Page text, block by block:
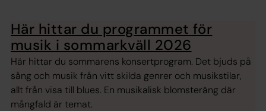
Här hittar du programmet för
musik i sommarkväll 2026
Här hittar du sommarens konsertprogram. Det bjuds på
sång och musik från vitt skilda genrer och musikstilar,
allt från visa till blues. En musikalisk blomsteräng där
mångfald är temat.